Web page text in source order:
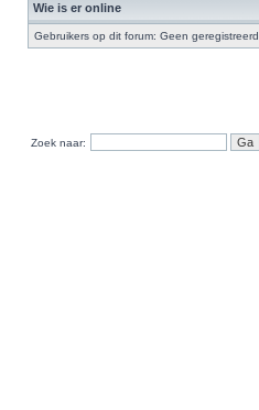
Wie is er online
Gebruikers op dit forum: Geen
Zoek naar: